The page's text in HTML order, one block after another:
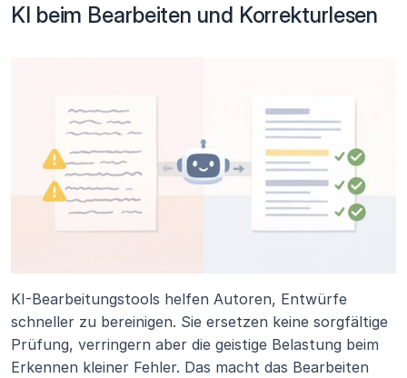
KI beim Bearbeiten und Korrekturlesen
KI-Bearbeitungstools helfen Autoren, Entwürfe
schneller zu bereinigen. Sie ersetzen keine sorgfältige
Prüfung, verringern aber die geistige Belastung beim
Erkennen kleiner Fehler. Das macht das Bearbeiten